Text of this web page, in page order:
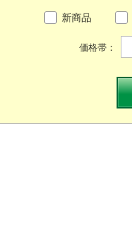
新商品
価格帯：